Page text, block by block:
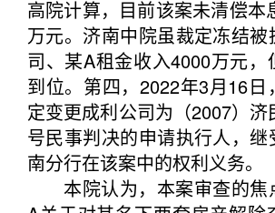
高院计算，目前该案未清偿本
万元。济南中院虽裁定冻结被
司、某A租金收入4000万元，
到位。第四，2022年3月16日
定变更成利公司为（2007）
号民事判决的申请执行人，
南分行在该案中的权利义务。
本院认为，本案审查的焦